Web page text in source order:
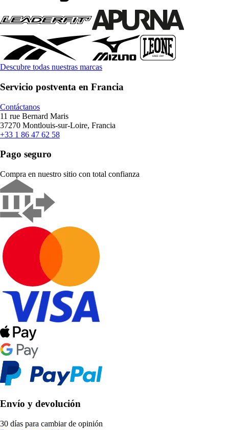
Descubre todas nuestras marcas
Servicio postventa en Francia
Contáctanos
11 rue Bernard Maris
37270 Montlouis-sur-Loire, Francia
+33 1 86 47 62 58
Pago seguro
Compra en nuestro sitio con total confianza
Envío y devolución
30 días para cambiar de opinión